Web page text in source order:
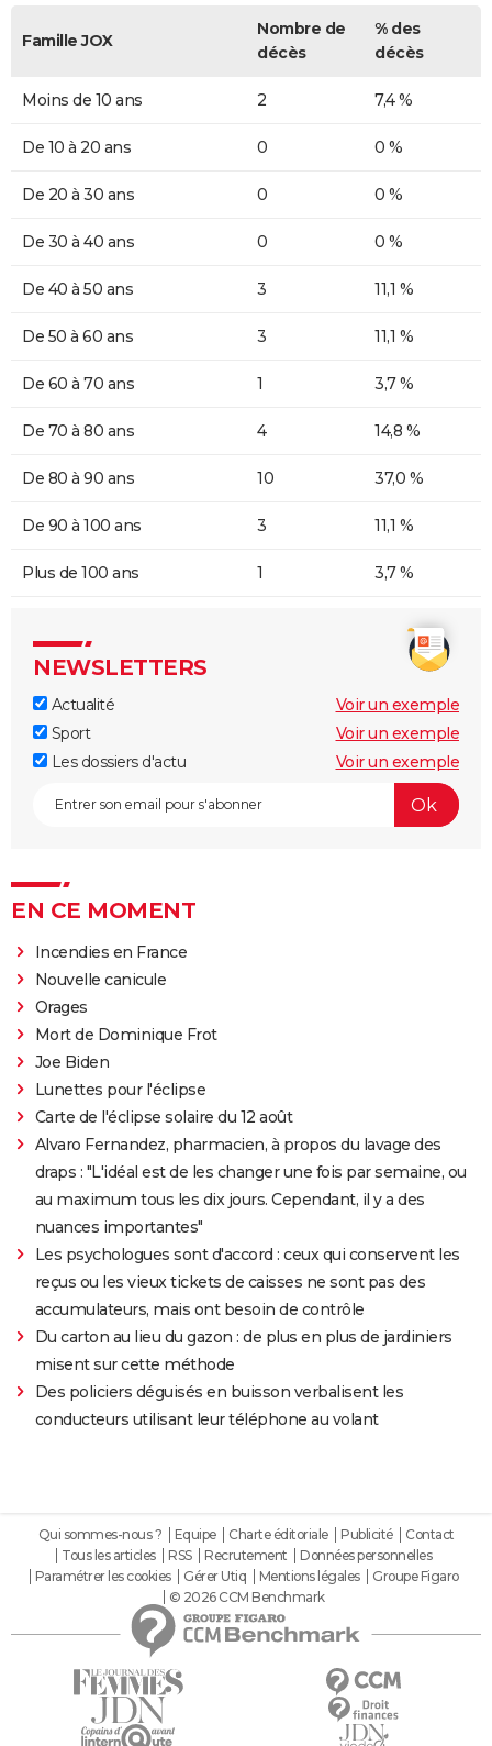
Famille JOX
Nombre de
décès
% des
décès
Moins de 10 ans 2 7,4 %
De 10 à 20 ans 0 0 %
De 20 à 30 ans 0 0 %
De 30 à 40 ans 0 0 %
De 40 à 50 ans 3 11,1 %
De 50 à 60 ans 3 11,1 %
De 60 à 70 ans 1 3,7 %
De 70 à 80 ans 4 14,8 %
De 80 à 90 ans 10 37,0 %
De 90 à 100 ans 3 11,1 %
Plus de 100 ans 1 3,7 %
NEWSLETTERS
Actualité
Voir un exemple
Sport
Voir un exemple
Les dossiers d'actu
Voir un exemple
EN CE MOMENT
Incendies en France
Nouvelle canicule
Orages
Mort de Dominique Frot
Joe Biden
Lunettes pour l'éclipse
Carte de l'éclipse solaire du 12 août
Alvaro Fernandez, pharmacien, à propos du lavage des
draps : "L'idéal est de les changer une fois par semaine, ou
au maximum tous les dix jours. Cependant, il y a des
nuances importantes"
Les psychologues sont d'accord : ceux qui conservent les
reçus ou les vieux tickets de caisses ne sont pas des
accumulateurs, mais ont besoin de contrôle
Du carton au lieu du gazon : de plus en plus de jardiniers
misent sur cette méthode
Des policiers déguisés en buisson verbalisent les
conducteurs utilisant leur téléphone au volant
Qui sommes-nous ? Equipe Charte éditoriale Publicité
Contact
Tous les articles
RSS Recrutement
Données personnelles
Paramétrer les cookies
Gérer Utiq Mentions légales
Groupe Figaro
© 2026 CCM Benchmark